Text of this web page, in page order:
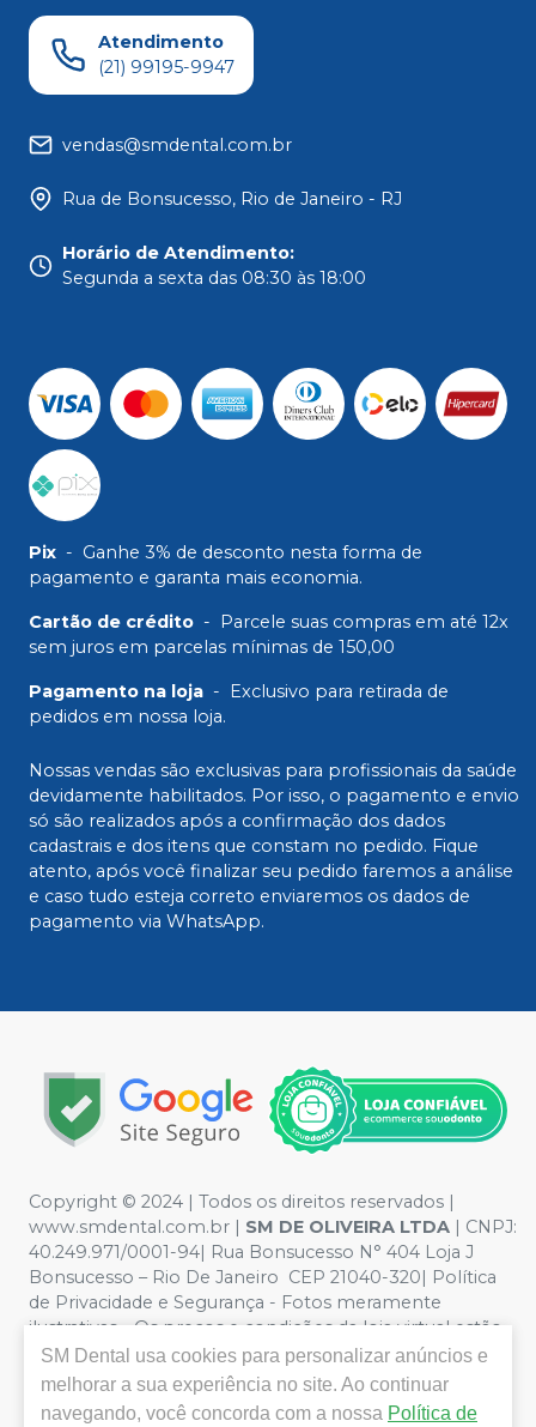
Atendimento
(21) 99195-9947
vendas@smdental.com.br
Rua de Bonsucesso, Rio de Janeiro - RJ
Horário de Atendimento:
Segunda a sexta das 08:30 às 18:00
Pix - Ganhe 3% de desconto nesta forma de
pagamento e garanta mais economia.
Cartão de crédito - Parcele suas compras em até 12x
sem juros em parcelas mínimas de 150,00
Pagamento na loja - Exclusivo para retirada de
pedidos em nossa loja.
Nossas vendas são exclusivas para profissionais da saúde
devidamente habilitados. Por isso, o pagamento e envio
só são realizados após a confirmação dos dados
cadastrais e dos itens que constam no pedido. Fique
atento, após você finalizar seu pedido faremos a análise
e caso tudo esteja correto enviaremos os dados de
pagamento via WhatsApp.
Copyright © 2024 | Todos os direitos reservados |
www.smdental.com.br | SM DE OLIVEIRA LTDA | CNPJ:
40.249.971/0001-94| Rua Bonsucesso N° 404 Loja J
Bonsucesso – Rio De Janeiro CEP 21040-320| Política
de Privacidade e Segurança - Fotos meramente
ilustrativas - Os preços e condições da loja virtual estão
sujeitos a alterações. Em caso de divergência de preços
no site, o valor válido é o do Carrinho de Compra. Não
vendemos por atacado por isso nos reservamos o
SM Dental usa cookies para personalizar anúncios e
melhorar a sua experiência no site. Ao continuar
navegando, você concorda com a nossa Política de